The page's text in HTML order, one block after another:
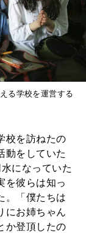
る学校を運営する
校を訪ねたの
動をしていた
になっていた
を彼らは知っ
。「僕たちは
にお姉ちゃん
か登頂したの